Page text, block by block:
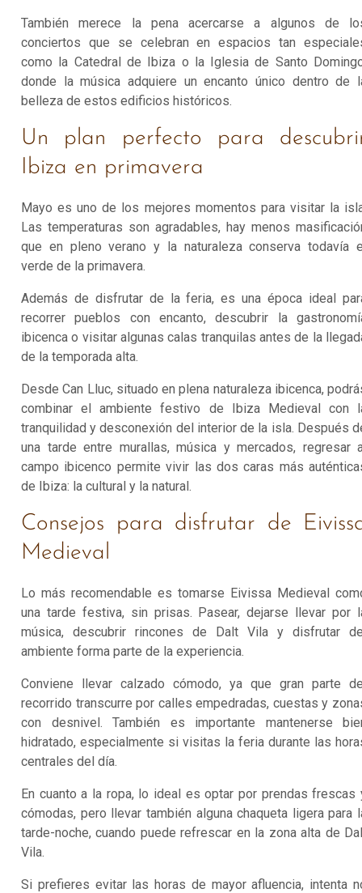
También merece la pena acercarse a algunos de
conciertos que se celebran en espacios tan
como la Catedral de Ibiza o la Iglesia de Santo
donde la música adquiere un encanto único dentro de
belleza de estos edificios históricos.
Un plan perfecto para
Ibiza en primavera
Mayo es uno de los mejores momentos para visitar la
Las temperaturas son agradables, hay menos
que en pleno verano y la naturaleza conserva todavía
verde de la primavera.
Además de disfrutar de la feria, es una época ideal
recorrer pueblos con encanto, descubrir la
ibicenca o visitar algunas calas tranquilas antes de la
de la temporada alta.
Desde Can Lluc, situado en plena naturaleza ibicenca,
combinar el ambiente festivo de Ibiza Medieval con
tranquilidad y desconexión del interior de la isla. Después
una tarde entre murallas, música y mercados, regresar
campo ibicenco permite vivir las dos caras más
de Ibiza: la cultural y la natural.
Consejos para disfrutar de
Medieval
Lo más recomendable es tomarse Eivissa Medieval
una tarde festiva, sin prisas. Pasear, dejarse llevar por
música, descubrir rincones de Dalt Vila y disfrutar
ambiente forma parte de la experiencia.
Conviene llevar calzado cómodo, ya que gran parte
recorrido transcurre por calles empedradas, cuestas y
con desnivel. También es importante mantenerse
hidratado, especialmente si visitas la feria durante las
centrales del día.
En cuanto a la ropa, lo ideal es optar por prendas frescas
cómodas, pero llevar también alguna chaqueta ligera para
tarde-noche, cuando puede refrescar en la zona alta de
Vila.
Si prefieres evitar las horas de mayor afluencia, intenta